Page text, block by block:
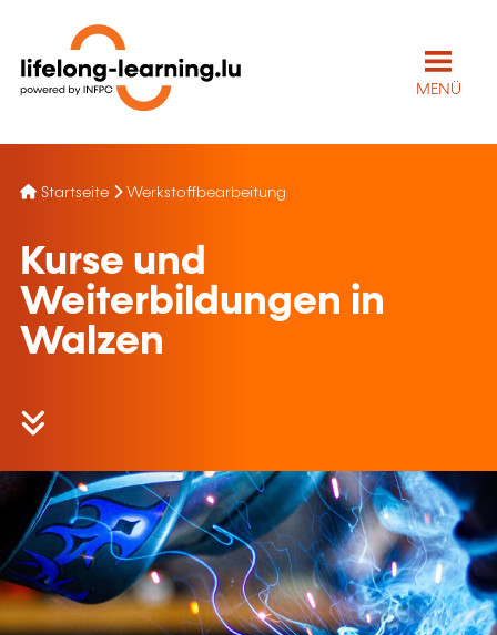
MENÜ
Startseite Werkstoffbearbeitung
Kurse und
Weiterbildungen in
Walzen